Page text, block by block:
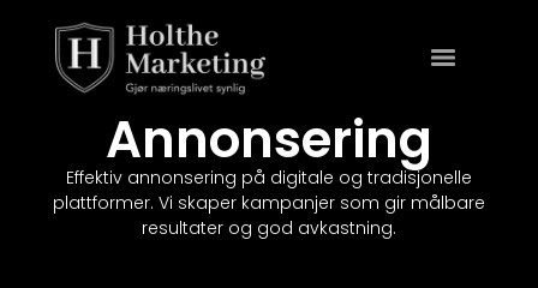
Annonsering
Effektiv annonsering på digitale og tradisjonelle
plattformer. Vi skaper kampanjer som gir målbare
resultater og god avkastning.